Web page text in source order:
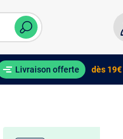
Livraison offerte dès 19€